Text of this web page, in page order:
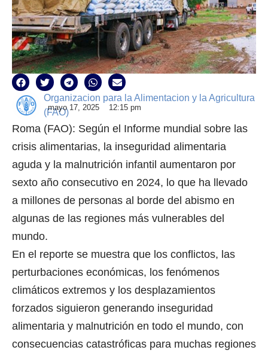
Organizacion para la Alimentacion y la Agricultura
(FAO)
mayo 17, 2025 12:15 pm
Roma (FAO): Según el Informe mundial sobre las
crisis alimentarias, la inseguridad alimentaria
aguda y la malnutrición infantil aumentaron por
sexto año consecutivo en 2024, lo que ha llevado
a millones de personas al borde del abismo en
algunas de las regiones más vulnerables del
mundo.
En el reporte se muestra que los conflictos, las
perturbaciones económicas, los fenómenos
climáticos extremos y los desplazamientos
forzados siguieron generando inseguridad
alimentaria y malnutrición en todo el mundo, con
consecuencias catastróficas para muchas regiones